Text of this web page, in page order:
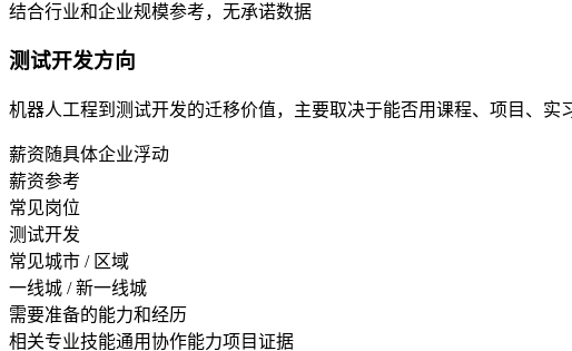
结合行业和企业规模参考，无承诺数据
测试开发方向
机器人工程到测试开发的迁移价值，主要取决于能否用课程、项目、实
薪资随具体企业浮动
薪资参考
常见岗位
测试开发
常见城市 / 区域
一线城 / 新一线城
需要准备的能力和经历
相关专业技能通用协作能力项目证据